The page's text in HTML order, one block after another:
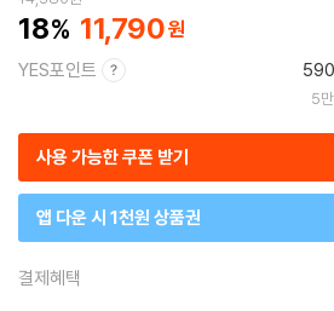
18 11,790
YES포인트
5
사용 가능한 쿠폰 받기
앱 다운 시 1천원 상품권
결제혜택